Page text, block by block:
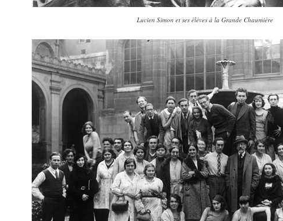
Lucien Simon et ses élèves à la Grande Chaumière